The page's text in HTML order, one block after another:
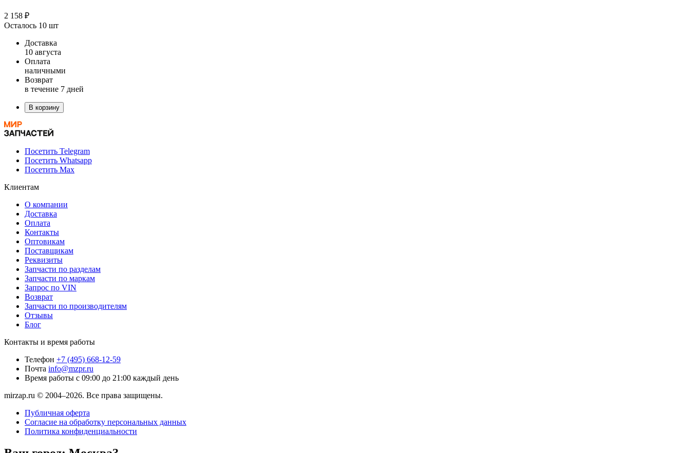
2 158 ₽
Осталось 10 шт
Доставка
10 августа
Оплата
наличными
Возврат
в течение 7 дней
В корзину
Посетить Telegram
Посетить Whatsapp
Посетить Max
Клиентам
О компании
Доставка
Оплата
Контакты
Оптовикам
Поставщикам
Реквизиты
Запчасти по разделам
Запчасти по маркам
Запрос по VIN
Возврат
Запчасти по производителям
Отзывы
Блог
Контакты и время работы
Телефон +7 (495) 668-12-59
Почта info@mzpr.ru
Время работы с 09:00 до 21:00 каждый день
mirzap.ru © 2004–2026. Все права защищены.
Публичная оферта
Согласие на обработку персональных данных
Политика конфиденциальности